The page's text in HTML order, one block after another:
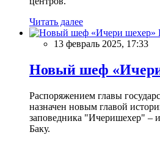
Читать далее
13 февраль 2025, 17:33
Новый шеф
Распоряжением главы
назначен новым главой
заповедника "Ичеришехер" –
Баку.